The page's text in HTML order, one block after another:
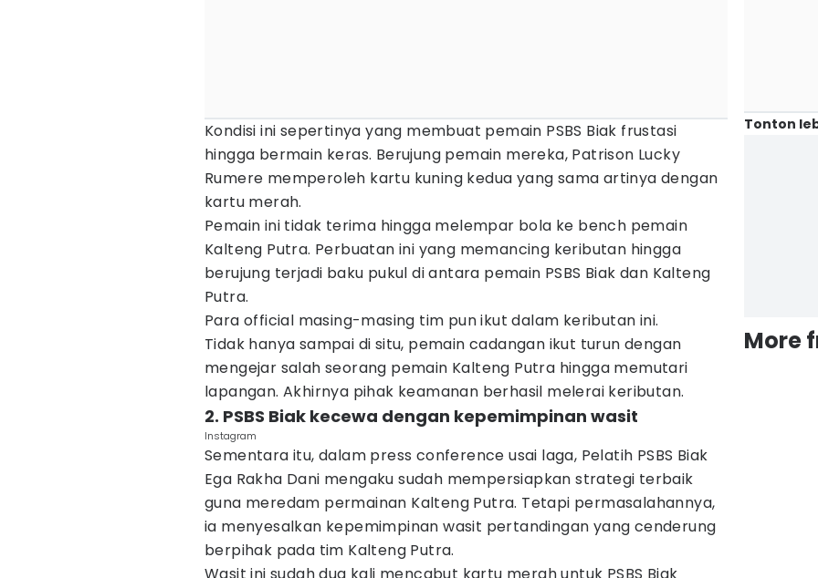
Kondisi ini sepertinya yang membuat pemain PSBS Biak frustasi
hingga bermain keras. Berujung pemain mereka, Patrison Lucky
Rumere memperoleh kartu kuning kedua yang sama artinya dengan
kartu merah.
Pemain ini tidak terima hingga melempar bola ke bench pemain
Kalteng Putra. Perbuatan ini yang memancing keributan hingga
berujung terjadi baku pukul di antara pemain PSBS Biak dan Kalteng
Putra.
Para official masing-masing tim pun ikut dalam keributan ini.
Tidak hanya sampai di situ, pemain cadangan ikut turun dengan
mengejar salah seorang pemain Kalteng Putra hingga memutari
lapangan. Akhirnya pihak keamanan berhasil melerai keributan.
2. PSBS Biak kecewa dengan kepemimpinan wasit
Instagram
Sementara itu, dalam press conference usai laga, Pelatih PSBS Biak
Ega Rakha Dani mengaku sudah mempersiapkan strategi terbaik
guna meredam permainan Kalteng Putra. Tetapi permasalahannya,
ia menyesalkan kepemimpinan wasit pertandingan yang cenderung
berpihak pada tim Kalteng Putra.
Tonton
More